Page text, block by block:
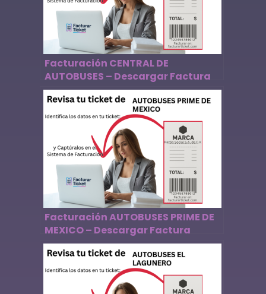
Facturación CENTRAL DE
AUTOBUSES – Descargar Factura
Facturación AUTOBUSES PRIME DE
MEXICO – Descargar Factura